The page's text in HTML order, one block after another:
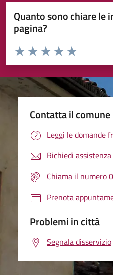
Quanto sono chiare le
pagina?
Valuta da 1 a 5 stelle la pagina
Valuta 5
Valuta 4 stelle su
Valuta 3 stelle su 5
Valuta 2 stelle su 5
Valuta 1 stelle su 5
Contatta il comune
Leggi le domande
Richiedi assistenza
Chiama il numero
Prenota
Problemi in città
Segnala disservizio